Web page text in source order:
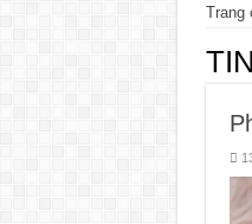
Trang